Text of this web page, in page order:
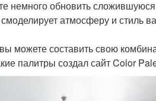
немного обновить
атмосферу и стиль
можете составить свою
палитры создал сайт Color